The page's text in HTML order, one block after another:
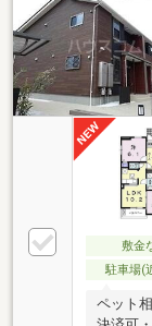
敷金
駐車場(
ペット